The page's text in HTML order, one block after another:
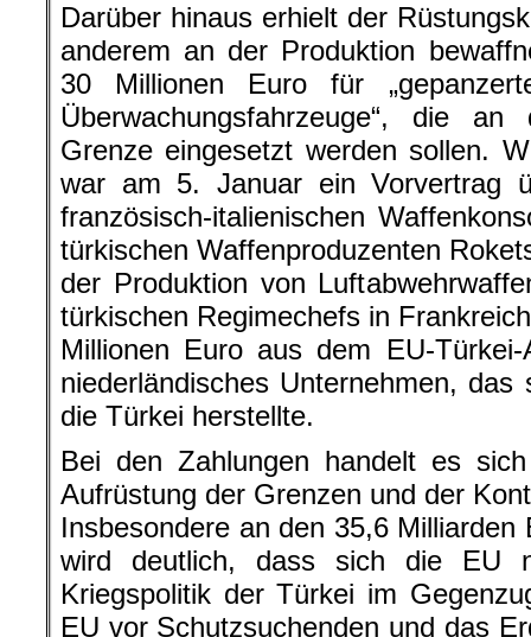
Darüber hinaus erhielt der
anderem an der Produktion
30 Millionen Euro für
Überwachungsfahrzeuge“, die an
Grenze eingesetzt werden sollen.
war am 5. Januar ein Vorvertrag
französisch-italienischen
türkischen Waffenproduzenten
der Produktion von
türkischen Regimechefs in
Millionen Euro aus dem EU-
niederländisches Unternehmen,
die Türkei herstellte.
Bei den Zahlungen handelt es
Aufrüstung der Grenzen und der
Insbesondere an den 35,6
wird deutlich, dass sich die EU
Kriegspolitik der Türkei im
EU vor Schutzsuchenden und das